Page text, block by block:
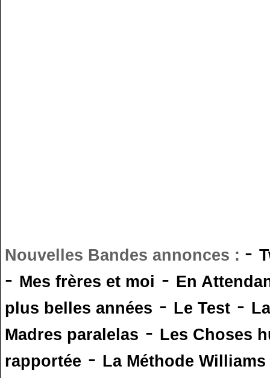
Nouvelles Bandes annonces : -
- Mes frères et moi - En
plus belles années - Le Test -
Madres paralelas - Les Choses
rapportée - La Méthode Williams